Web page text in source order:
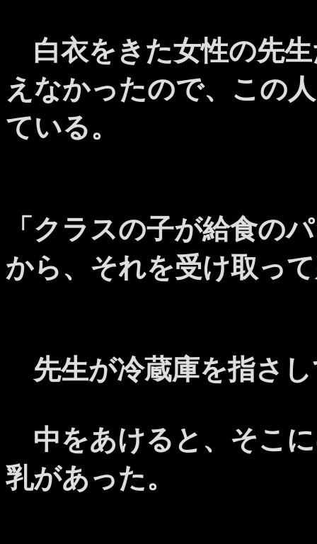
白衣をきた女性の先
えなかったので、この
ている。
「クラスの子が給食の
から、それを受け取っ
先生が冷蔵庫を指さし
中をあけると、そこ
乳があった。